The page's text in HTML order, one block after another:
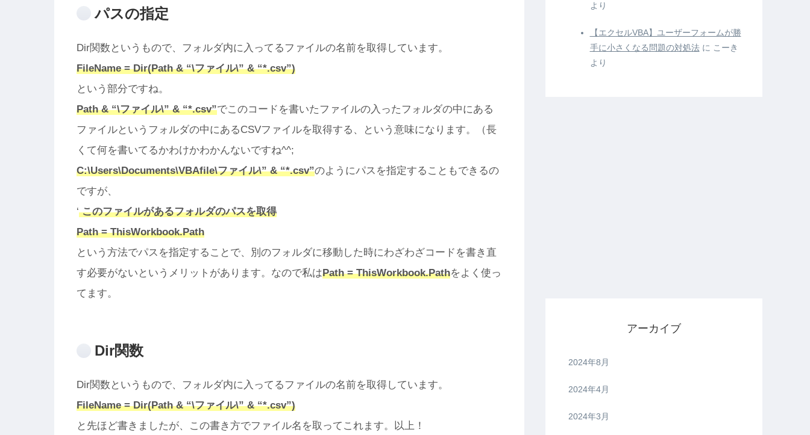
パスの指定
Dir関数というもので、フォルダ内に入ってるファイルの名前を取得しています。
FileName = Dir(Path & “\ファイル\” & “*.csv”)
という部分ですね。
Path & “\ファイル\” & “*.csv”でこのコードを書いたファイルの入ったフォルダの中にある
ファイルというフォルダの中にあるCSVファイルを取得する、という意味になります。（長
くて何を書いてるかわけかわかんないですね^^;
C:\Users\Documents\VBAfile\ファイル\” & “*.csv”のようにパスを指定することもできるの
ですが、
‘このファイルがあるフォルダのパスを取得
Path = ThisWorkbook.Path
という方法でパスを指定することで、別のフォルダに移動した時にわざわざコードを書き直
す必要がないというメリットがあります。なので私はPath = ThisWorkbook.Pathをよく使っ
てます。
Dir関数
Dir関数というもので、フォルダ内に入ってるファイルの名前を取得しています。
FileName = Dir(Path & “\ファイル\” & “*.csv”)
と先ほど書きましたが、この書き方でファイル名を取ってこれます。以上！
より
【エクセルVBA】ユーザーフォームが勝
手に小さくなる問題の対処法に こーき
より
アーカイブ
2024年8月
2024年4月
2024年3月